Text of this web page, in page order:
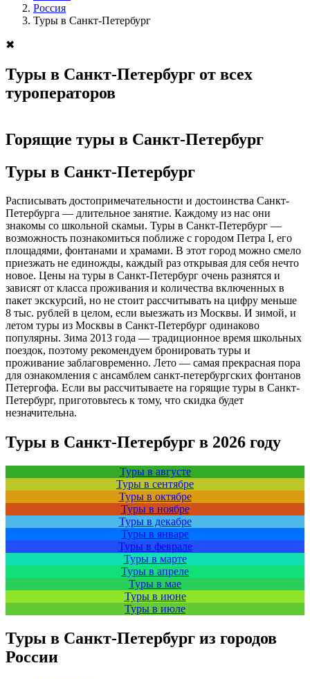
Россия
Туры в Санкт-Петербург
✖
Туры в Санкт-Петербург от всех
туроператоров
Горящие туры в Санкт-Петербург
Туры в Санкт-Петербург
Расписывать достопримечательности и достоинства Санкт-
Петербурга — длительное занятие. Каждому из нас они
знакомы со школьной скамьи. Туры в Санкт-Петербург —
возможность познакомиться поближе с городом Петра I, его
площадями, фонтанами и храмами. В этот город можно смело
приезжать не единожды, каждый раз открывая для себя нечто
новое. Цены на туры в Санкт-Петербург очень разнятся и
зависят от класса проживания и количества включенных в
пакет экскурсий, но не стоит рассчитывать на цифру меньше
8 тыс. рублей в целом, если выезжать из Москвы. И зимой, и
летом туры из Москвы в Санкт-Петербург одинаково
популярны. Зима 2013 года — традиционное время школьных
поездок, поэтому рекомендуем бронировать туры и
проживание заблаговременно. Лето — самая прекрасная пора
для ознакомления с ансамблем санкт-петербургских фонтанов
Петергофа. Если вы рассчитываете на горящие туры в Санкт-
Петербург, приготовьтесь к тому, что скидка будет
незначительна.
Туры в Санкт-Петербург в 2026 году
Туры в августе
Туры в сентябре
Туры в октябре
Туры в ноябре
Туры в декабре
Туры в январе
Туры в феврале
Туры в марте
Туры в апреле
Туры в мае
Туры в июне
Туры в июле
Туры в Санкт-Петербург из городов
России